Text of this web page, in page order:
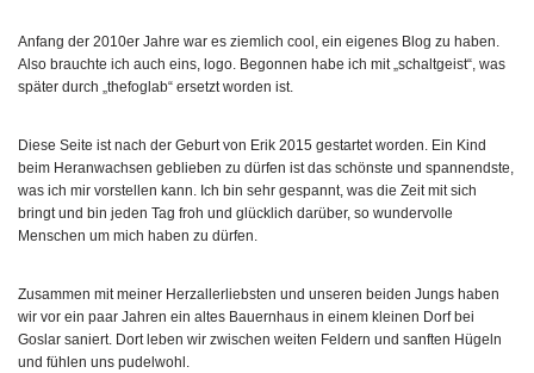
Anfang der 2010er Jahre war es ziemlich cool, ein eigenes Blog zu haben.
Also brauchte ich auch eins, logo. Begonnen habe ich mit „schaltgeist“, was
später durch „thefoglab“ ersetzt worden ist.
Diese Seite ist nach der Geburt von Erik 2015 gestartet worden. Ein Kind
beim Heranwachsen geblieben zu dürfen ist das schönste und spannendste,
was ich mir vorstellen kann. Ich bin sehr gespannt, was die Zeit mit sich
bringt und bin jeden Tag froh und glücklich darüber, so wundervolle
Menschen um mich haben zu dürfen.
Zusammen mit meiner Herzallerliebsten und unseren beiden Jungs haben
wir vor ein paar Jahren ein altes Bauernhaus in einem kleinen Dorf bei
Goslar saniert. Dort leben wir zwischen weiten Feldern und sanften Hügeln
und fühlen uns pudelwohl.